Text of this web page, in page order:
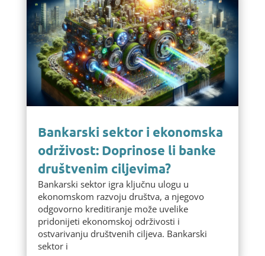
Bankarski sektor i ekonomska
održivost: Doprinose li banke
društvenim ciljevima?
Bankarski sektor igra ključnu ulogu u
ekonomskom razvoju društva, a njegovo
odgovorno kreditiranje može uvelike
pridonijeti ekonomskoj održivosti i
ostvarivanju društvenih ciljeva. Bankarski
sektor i